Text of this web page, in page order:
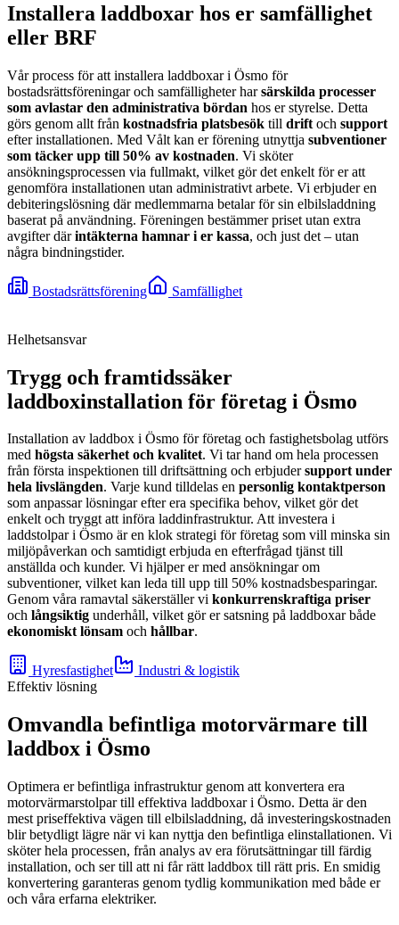
Installera laddboxar hos er samfällighet
eller BRF
Vår process för att installera laddboxar i Ösmo för
bostadsrättsföreningar och samfälligheter harsärskilda processer
som avlastar den administrativa bördan hos er styrelse. Detta
görs genom allt från kostnadsfria platsbesök till drift och support
efter installationen. Med Vålt kan er förening utnyttja subventioner
som täcker upp till 50% av kostnaden. Vi sköter
ansökningsprocessen via fullmakt, vilket gör det enkelt för er att
genomföra installationen utan administrativt arbete. Vi erbjuder en
debiteringslösning där medlemmarna betalar för sin elbilsladdning
baserat på användning. Föreningen bestämmer priset utan extra
avgifter därintäkterna hamnar i er kassa, och just det – utan
några bindningstider.
Bostadsrättsförening Samfällighet
Helhetsansvar
Trygg och framtidssäker
laddboxinstallation för företag i Ösmo
Installation av laddbox i Ösmo för företag och fastighetsbolag utförs
med högsta säkerhet och kvalitet. Vi tar hand om hela processen
från första inspektionen till driftsättning och erbjudersupport under
hela livslängden. Varje kund tilldelas en personlig kontaktperson
som anpassar lösningar efter era specifika behov, vilket gör det
enkelt och tryggt att införa laddinfrastruktur. Att investera i
laddstolpar i Ösmo är en klok strategi för företag som vill minska sin
miljöpåverkan och samtidigt erbjuda en efterfrågad tjänst till
anställda och kunder. Vi hjälper er med ansökningar om
subventioner, vilket kan leda till upp till 50% kostnadsbesparingar.
Genom våra ramavtal säkerställer vi konkurrenskraftiga priser
och långsiktig underhåll, vilket gör er satsning på laddboxar både
ekonomiskt lönsam och hållbar.
Hyresfastighet
Industri & logistik
Effektiv lösning
Omvandla befintliga motorvärmare till
laddbox i Ösmo
Optimera er befintliga infrastruktur genom att konvertera era
motorvärmarstolpar till effektiva laddboxar i Ösmo. Detta är den
mest priseffektiva vägen till elbilsladdning, då investeringskostnaden
blir betydligt lägre när vi kan nyttja den befintliga elinstallationen. Vi
sköter hela processen, från analys av era förutsättningar till färdig
installation, och ser till att ni får rätt laddbox till rätt pris. En smidig
konvertering garanteras genom tydlig kommunikation med både er
och våra erfarna elektriker.